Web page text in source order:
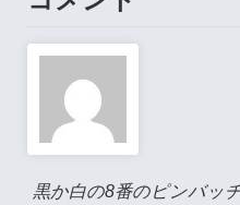
黒か白の8番のピンバッ